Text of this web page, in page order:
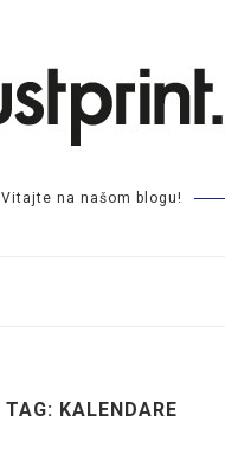
Vitajte na našom blogu!
TAG: KALENDARE